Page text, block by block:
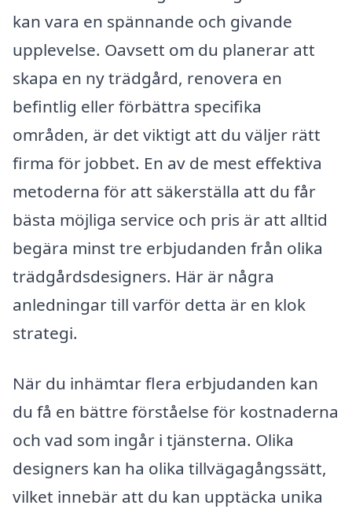
kan vara en spännande och givande
upplevelse. Oavsett om du planerar att
skapa en ny trädgård, renovera en
befintlig eller förbättra specifika
områden, är det viktigt att du väljer rätt
firma för jobbet. En av de mest effektiva
metoderna för att säkerställa att du får
bästa möjliga service och pris är att alltid
begära minst tre erbjudanden från olika
trädgårdsdesigners. Här är några
anledningar till varför detta är en klok
strategi.
När du inhämtar flera erbjudanden kan
du få en bättre förståelse för kostnaderna
och vad som ingår i tjänsterna. Olika
designers kan ha olika tillvägagångssätt,
vilket innebär att du kan upptäcka unika